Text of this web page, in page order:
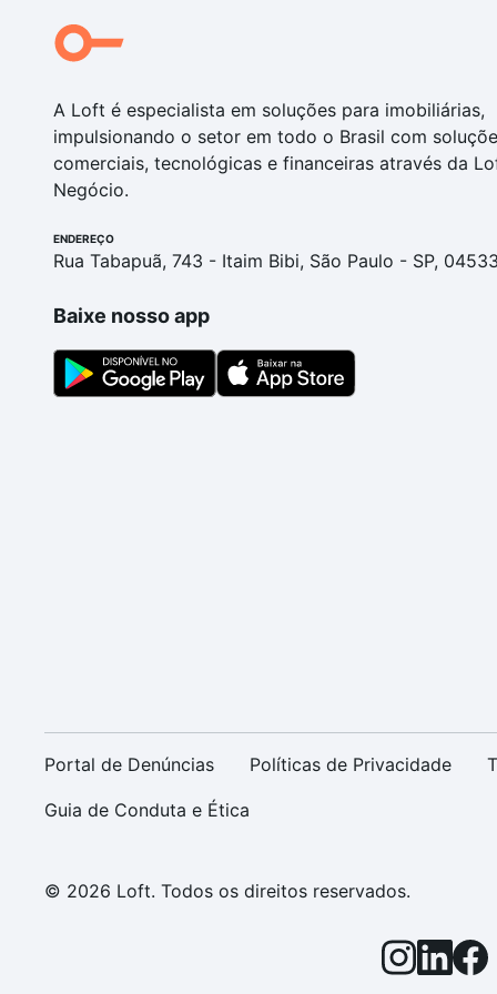
A Loft é especialista em soluções para imobiliárias,
impulsionando o setor em todo o Brasil com
comerciais, tecnológicas e financeiras através da
Negócio.
ENDEREÇO
Rua Tabapuã, 743 - Itaim Bibi, São Paulo - SP,
Baixe nosso app
Portal de Denúncias Políticas de Privacidade
Guia de Conduta e Ética
© 2026 Loft. Todos os direitos reservados.